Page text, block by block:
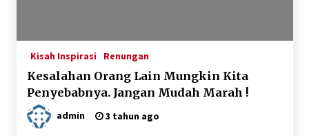
Kisah Inspirasi Renungan
Kesalahan Orang Lain Mungkin Kita
Penyebabnya. Jangan Mudah Marah !
admin 3 tahun ago